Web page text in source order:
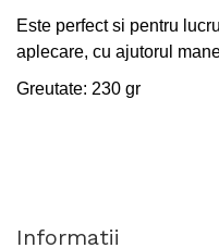
Este perfect si pentru
aplecare, cu ajutorul
Greutate: 230 gr
Informatii